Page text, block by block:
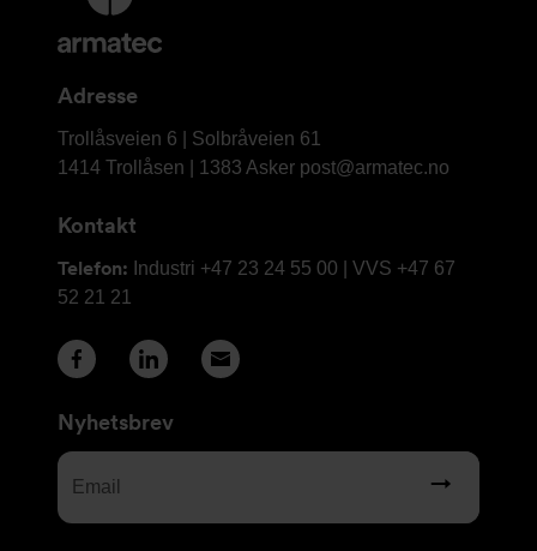
informasjon
og
Adresse
Armatec
AS
Trollåsveien 6 | Solbråveien 61
1414 Trollåsen | 1383 Asker post@armatec.no
Kontakt
Telefon: Industri +47 23 24 55 00 | VVS +47 67
52 21 21
Nyhetsbrev
Email
(Required)